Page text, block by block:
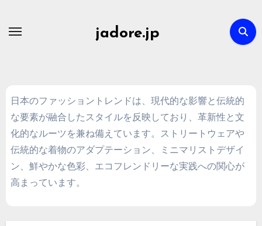
jadore.jp
日本のファッショントレンドは、現代的な影響と伝統的
な要素が融合したスタイルを反映しており、革新性と文
化的なルーツを兼ね備えています。ストリートウェアや
伝統的な着物のアダプテーション、ミニマリストデザイ
ン、鮮やかな色彩、エコフレンドリーな実践への関心が
高まっています。